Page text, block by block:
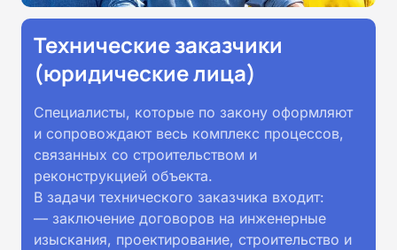
Технические заказчики
(юридические лица)
Специалисты, которые по закону оформляют
и сопровождают весь комплекс процессов,
связанных со строительством и
реконструкцией объекта.
В задачи технического заказчика входит:
— заключение договоров на инженерные
изыскания, проектирование, строительство и